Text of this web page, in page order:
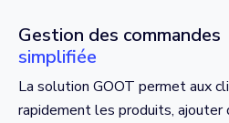
Gestion des commandes
simplifiée
La solution GOOT permet aux
rapidement les produits, ajouter